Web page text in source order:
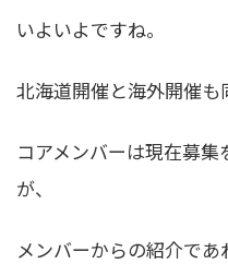
いよいよですね。
北海道開催と海外開催も
コアメンバーは現在募
が、
メンバーからの紹介で